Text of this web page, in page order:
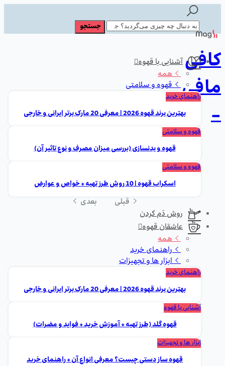
کافی
مافی
-
آشنایی با قهوه
همه
قهوه و سلامتی
راهنمای خرید
بهترین برند قهوه 2026 | معرفی 20 مارک برتر ایرانی و خارجی
قهوه و سلامتی
قهوه و بدنسازی (بررسی میزان مصرف و نوع تاثیر آن)
قهوه و سلامتی
اسکراب قهوه | 10 روش طرز تهیه + خواص و عوارض
قبلی
بعدی
روش دَم کردن
عاشقان قهوه
همه
راهنمای خرید
ابزار ها و تجهیزات
راهنمای خرید
بهترین برند قهوه 2026 | معرفی 20 مارک برتر ایرانی و خارجی
آشنایی با قهوه
قهوه گلد (طرز تهیه + آموزش خرید + فواید و مضرات)
ابزار ها و تجهیزات
قهوه ساز دستی چیست؟ معرفی انواع آن + راهنمای خرید